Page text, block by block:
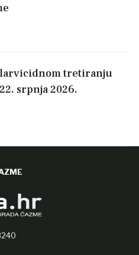
larvicidnom tretiranju
srpnja 2026.